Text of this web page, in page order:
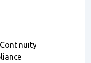
Continuity